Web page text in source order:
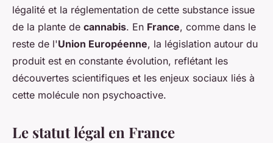
légalité et la réglementation de cette substance issue
de la plante de cannabis. En France, comme dans le
reste de l'Union Européenne, la législation autour du
produit est en constante évolution, reflétant les
découvertes scientifiques et les enjeux sociaux liés à
cette molécule non psychoactive.
Le statut légal en France